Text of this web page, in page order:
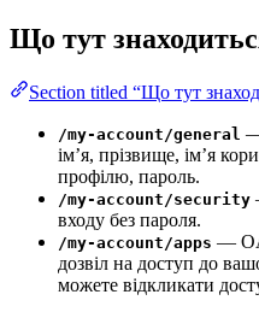
Що тут
Section titled “Що тут
/my-account/general —
ім’я, прізвище, ім’я
профілю, пароль.
/my-account/security
входу без пароля.
/my-account/apps —
дозвіл на доступ до
можете відкликати